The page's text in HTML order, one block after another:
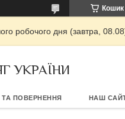
Кошик
робочого дня (завтра,
УКРАЇНИ
ТА ПОВЕРНЕННЯ НАШ